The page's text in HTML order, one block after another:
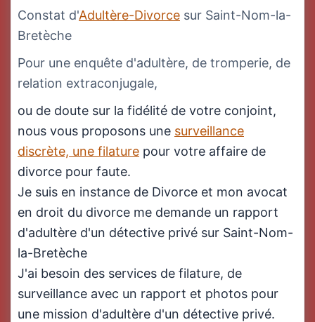
Constat d'Adultère-Divorce sur Saint-Nom-la-
Bretèche
Pour une enquête d'adultère, de tromperie, de
relation extraconjugale,
ou de doute sur la fidélité de votre conjoint,
nous vous proposons une surveillance
discrète, une filature pour votre affaire de
divorce pour faute.
Je suis en instance de Divorce et mon avocat
en droit du divorce me demande un rapport
d'adultère d'un détective privé sur Saint-Nom-
la-Bretèche
J'ai besoin des services de filature, de
surveillance avec un rapport et photos pour
une mission d'adultère d'un détective privé.